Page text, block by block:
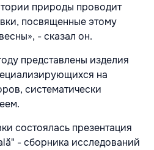
природы проводит
посвященные этому
- сказал он.
представлены изделия
на
систематически
состоялась презентация
- сборника исследований